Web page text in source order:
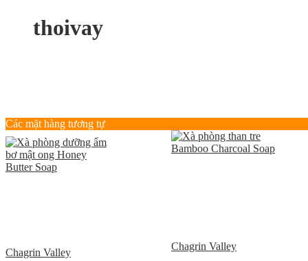
thoivay
Các mặt hàng tương tự
Chagrin Valley
Chagrin Valley